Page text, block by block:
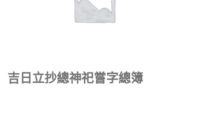
吉日立抄總神祀嘗字總簿